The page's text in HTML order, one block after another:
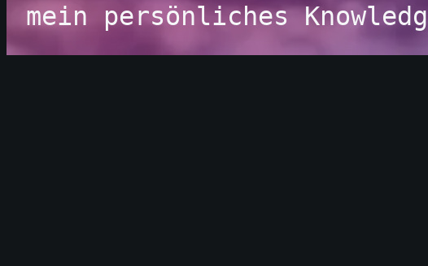
mein persönliches